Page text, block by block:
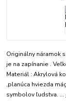
Originálny náramok
je na zapínanie .
Materiál : Akrylová
,planúca hviezda
symbolov ľudstva. ...